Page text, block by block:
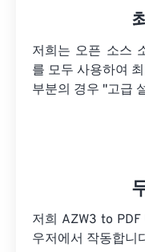
저희는 오픈 소스
를 모두 사용하여
부분의 경우 "고급
저희 AZW3 to
우저에서 작동합니